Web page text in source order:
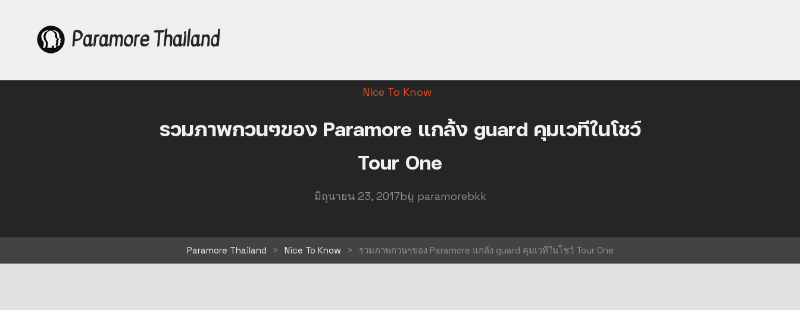
to
Paramore Thailand
Nice To Know
รวมภาพกวนๆของ Paramore แกล้ง guard คุมเวทีในโชว์
Tour One
มิถุนายน 23, 2017by paramorebkk
Paramore Thailand > Nice To Know > รวมภาพกวนๆของ Paramore แกล้ง guard คุมเวทีในโชว์ Tour One